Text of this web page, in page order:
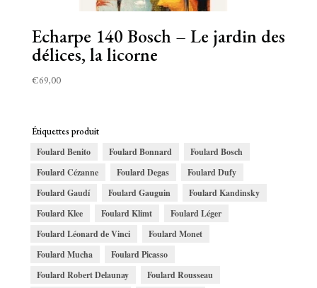
Echarpe 140 Bosch – Le jardin des
délices, la licorne
€69,00
Étiquettes produit
Foulard Benito
Foulard Bonnard
Foulard Bosch
Foulard Cézanne
Foulard Degas
Foulard Dufy
Foulard Gaudí
Foulard Gauguin
Foulard Kandinsky
Foulard Klee
Foulard Klimt
Foulard Léger
Foulard Léonard de Vinci
Foulard Monet
Foulard Mucha
Foulard Picasso
Foulard Robert Delaunay
Foulard Rousseau